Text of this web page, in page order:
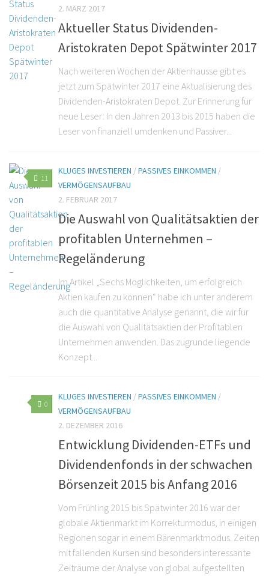
2. MÄRZ 2017
Aktueller Status Dividenden-
Aristokraten Depot Spätwinter 2017
Nach weiteren Wochen der Aktienhausse gibt es
jetzt zum Spätwinter 2017 eine Aktualisierung des
Dividenden-Aristokraten Depot. Zur Erinnerung für
neue Leser: In den Jahren 2013 bis 2015 haben die
Leser von finanziell umdenken und Passiver...
11
KLUGES INVESTIEREN /PASSIVES EINKOMMEN /
VERMÖGENSAUFBAU
2. FEBRUAR 2017
Die Auswahl von Qualitätsaktien der
profitablen Unternehmen –
Regeländerung
Im Artikel „Sechs Möglichkeiten, um erfolgreich
Aktien kaufen zu können“ habe ich unter anderem
auch die quantitative Analyse genannt, die wir für
die Auswahl von Qualitätsaktien der Profitablen
Unternehmen anwenden. Das zugrunde liegende
Konzept...
0
KLUGES INVESTIEREN /PASSIVES EINKOMMEN /
VERMÖGENSAUFBAU
2. DEZEMBER 2016
Entwicklung Dividenden-ETFs und
Dividendenfonds in der schwachen
Börsenzeit 2015 bis Anfang 2016
Vom Frühling 2015 bis Spätwinter 2016 war der
globale Aktienmarkt im Korrekturmodus, in einigen
Regionen sogar in einem Bärenmarktmodus. Zeiten
mit fallenden Kursen sind besonders interessante
Zeiträume der Analyse von global aufgestellten